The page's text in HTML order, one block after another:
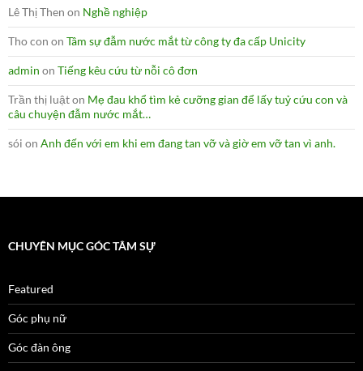
Lê Thị Then on Nghề nghiệp
Tho con on Tâm sự đẫm nước mắt từ công ty đa cấp Unicity
admin on Tiếng kêu cứu từ nỗi cô đơn
Trần thị luậton Mẹ đau khổ tìm kẻ cưỡng gian để lấy tuỷ cứu con và
câu chuyện đẫm nước mắt…
sói on Anh đến với em khi em đang tan vỡ và giờ em vỡ tan vì anh.
CHUYÊN MỤC GÓC TÂM SỰ
Featured
Góc phụ nữ
Góc đàn ông